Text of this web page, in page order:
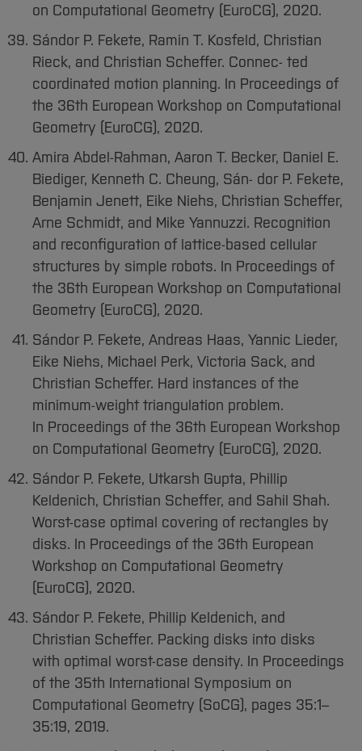
on Computational Geometry (EuroCG), 2020.
Sándor P. Fekete, Ramin T. Kosfeld, Christian
Rieck, and Christian Scheffer. Connec- ted
coordinated motion planning. In Proceedings of
the 36th European Workshop on Computational
Geometry (EuroCG), 2020.
Amira Abdel-Rahman, Aaron T. Becker, Daniel E.
Biediger, Kenneth C. Cheung, Sán- dor P. Fekete,
Benjamin Jenett, Eike Niehs, Christian Scheffer,
Arne Schmidt, and Mike Yannuzzi. Recognition
and reconfiguration of lattice-based cellular
structures by simple robots. In Proceedings of
the 36th European Workshop on Computational
Geometry (EuroCG), 2020.
Sándor P. Fekete, Andreas Haas, Yannic Lieder,
Eike Niehs, Michael Perk, Victoria Sack, and
Christian Scheffer. Hard instances of the
minimum-weight triangulation problem.
In Proceedings of the 36th European Workshop
on Computational Geometry (EuroCG), 2020.
Sándor P. Fekete, Utkarsh Gupta, Phillip
Keldenich, Christian Scheffer, and Sahil Shah.
Worst-case optimal covering of rectangles by
disks. In Proceedings of the 36th European
Workshop on Computational Geometry
(EuroCG), 2020.
Sándor P. Fekete, Phillip Keldenich, and
Christian Scheffer. Packing disks into disks
with optimal worst-case density. In Proceedings
of the 35th International Symposium on
Computational Geometry (SoCG), pages 35:1–
35:19, 2019.